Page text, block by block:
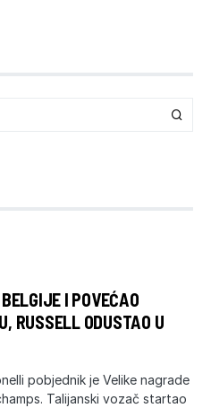
I POVEĆAO
RUSSELL ODUSTAO U
pobjednik je Velike nagrade
Talijanski vozač startao